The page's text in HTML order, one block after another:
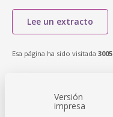
Lee un extracto
Esa página ha sido visitada 3005
Versión
impresa